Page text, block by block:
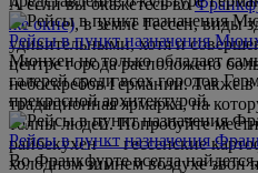
же окне), в земле Гессен, виды
удивительными, хотя и
центре города расположено
небоскребов Германии. Также
традиционная ярмарка, на
толпы людей. Попробуйте
райбекухен — гессенские
холодном зимнем воздухе звон
Рейсы в пункт назначения
Мюнхен не только обладает
галерей среди всех городов
прекрасной архитектурой.
Рейсы в пункт назначения
Во Франкфурте всегда